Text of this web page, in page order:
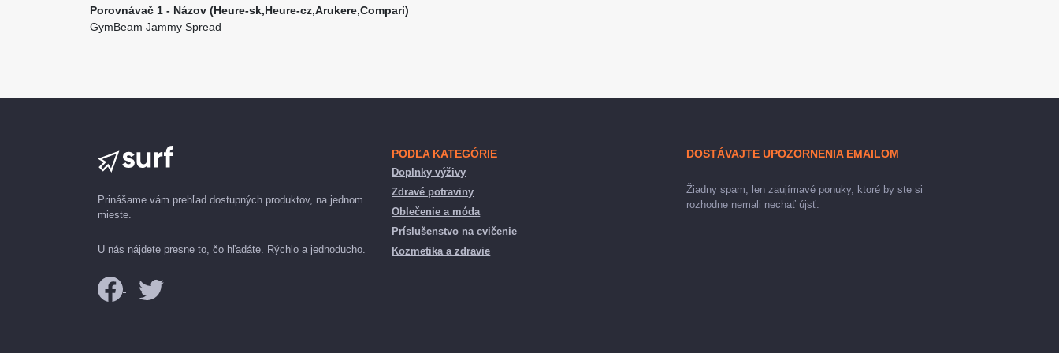
Porovnávač 1 - Názov (Heure-sk,Heure-cz,Arukere,Compari)
GymBeam Jammy Spread
Prinášame vám prehľad dostupných produktov, na jednom
mieste.
U nás nájdete presne to, čo hľadáte. Rýchlo a jednoducho.
PODĽA KATEGÓRIE
Doplnky výživy
Zdravé potraviny
Oblečenie a móda
Príslušenstvo na cvičenie
Kozmetika a zdravie
DOSTÁVAJTE UPOZORNENIA EMAILOM
Žiadny spam, len zaujímavé ponuky, ktoré by ste si
rozhodne nemali nechať újsť.